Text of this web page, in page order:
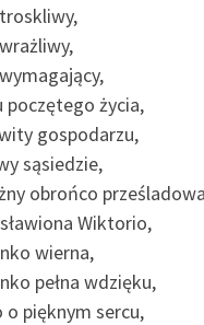
poczętego życia,
gospodarzu,
sąsiedzie,
obrońco
Wiktorio,
wierna,
pełna wdzięku,
o pięknym sercu,